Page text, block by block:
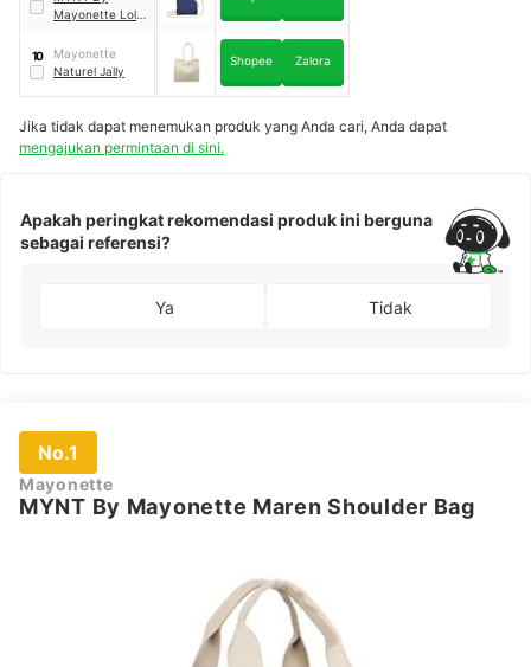
Mayonette Lolly
10
Mayonette
Naturel Jally
Shopee Zalora
Jika tidak dapat menemukan produk yang Anda cari, Anda dapat
mengajukan permintaan di sini.
Apakah peringkat rekomendasi produk ini berguna
sebagai referensi?
Ya Tidak
No.1
Mayonette
MYNT By Mayonette Maren Shoulder Bag